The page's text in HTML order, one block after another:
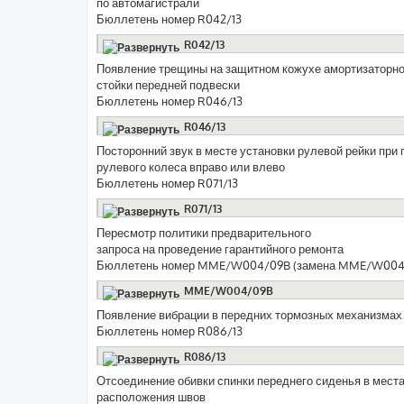
Бюллетень номер R042/13
R042/13
Появление трещины на защитном кожухе
стойки передней подвески
Бюллетень номер R046/13
R046/13
Посторонний звук в месте установки рулевой рейки при
рулевого колеса вправо или влево
Бюллетень номер R071/13
R071/13
Пересмотр политики предварительного
запроса на проведение гарантийного ремонта
Бюллетень номер MME/W004/09B (замена MME/
MME/W004/09B
Появление вибрации в передних тормозных механизмах
Бюллетень номер R086/13
R086/13
Отсоединение обивки спинки переднего сиденья в
расположения швов